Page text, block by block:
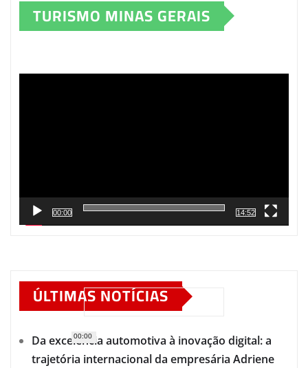
TURISMO MINAS GERAIS
00:00
00:00
14:52
ÚLTIMAS NOTÍCIAS
Da excelência automotiva à inovação digital: a
trajetória internacional da empresária Adriene